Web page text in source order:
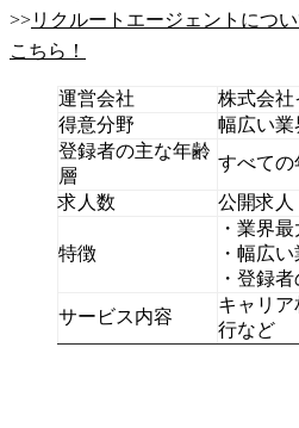
>>リクルートエージェントにつ
こちら！
運営会社
株式会社
得意分野
幅広い業
登録者の主な年齢
層
すべての
求人数
公開求人
特徴
・業界
・幅広
・登録
サービス内容
キャリ
行など